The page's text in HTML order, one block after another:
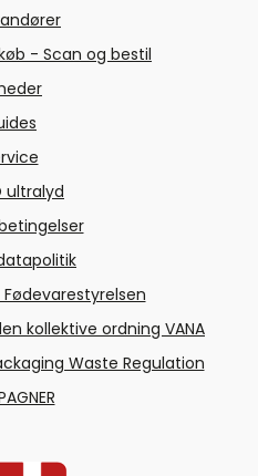
- Scan og bestil
ultralyd
kollektive ordning VANA
Waste Regulation